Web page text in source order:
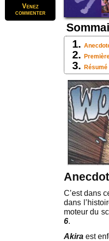
Venez
commenter
Résumé
C’est dans
dans
moteur du
6.
Akira est